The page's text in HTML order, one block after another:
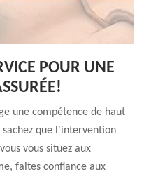
POUR UNE
une compétence de haut
que l'intervention
vous situez aux
faites confiance aux